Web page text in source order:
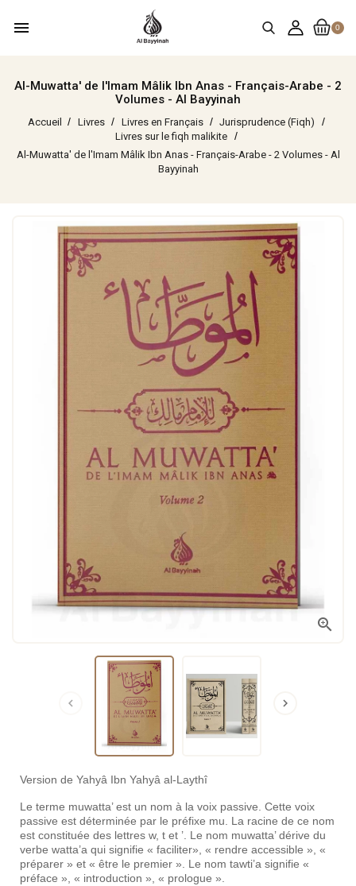
0
menu
Al-Muwatta' de l'Imam Mâlik Ibn Anas - Français-Arabe - 2
Volumes - Al Bayyinah
Accueil Livres Livres en Français
Jurisprudence (Fiqh)
Livres sur le fiqh malikite
Al-Muwatta' de l'Imam Mâlik Ibn Anas - Français-Arabe - 2 Volumes - Al
Bayyinah

 
Version de Yahyâ Ibn Yahyâ al-Laythî
Le terme muwatta’ est un nom à la voix passive. Cette voix
passive est déterminée par le préfixe mu. La racine de ce nom
est constituée des lettres w, t et ’. Le nom muwatta’ dérive du
verbe watta’a qui signifie « faciliter», « rendre accessible », «
préparer » et « être le premier ». Le nom tawti’a signifie «
préface », « introduction », « prologue ».